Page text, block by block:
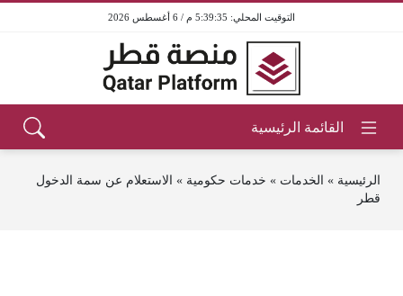
5:39:35 م / 6 أغسطس 2026
الرئيسية » الخدمات » خدمات حكومية » الاستعلام عن سمة الدخول
قطر